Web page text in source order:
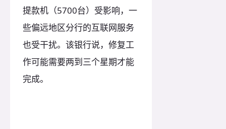
提款机（5700台）受影响，一
些偏远地区分行的互联网服务
也受干扰。该银行说，修复工
作可能需要两到三个星期才能
完成。